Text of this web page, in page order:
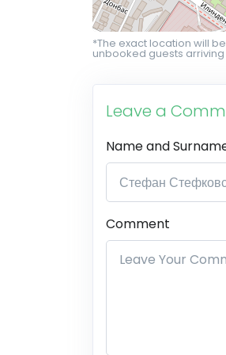
*The exact location will
unbooked guests
Leave a
Name and
Comment